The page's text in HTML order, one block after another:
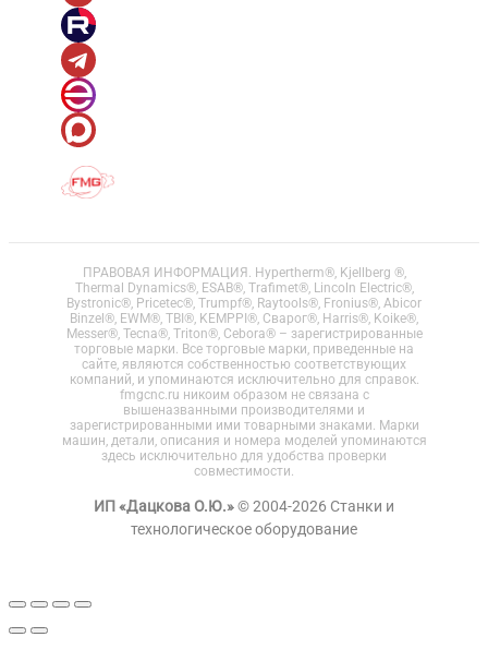
ПРАВОВАЯ ИНФОРМАЦИЯ. Hypertherm®, Kjellberg ®,
Thermal Dynamics®, ESAB®, Trafimet®, Lincoln Electric®,
Bystronic®, Pricetec®, Trumpf®, Raytools®, Fronius®, Abicor
Binzel®, EWM®, TBI®, KEMPPI®, Сварог®, Harris®, Koike®,
Messer®, Tecna®, Triton®, Cebora® – зарегистрированные
торговые марки. Все торговые марки, приведенные на
сайте, являются собственностью соответствующих
компаний, и упоминаются исключительно для справок.
fmgcnc.ru никоим образом не связана с
вышеназванными производителями и
зарегистрированными ими товарными знаками. Марки
машин, детали, описания и номера моделей упоминаются
здесь исключительно для удобства проверки
совместимости.
ИП «Дацкова О.Ю.»© 2004-2026 Станки и
технологическое оборудование